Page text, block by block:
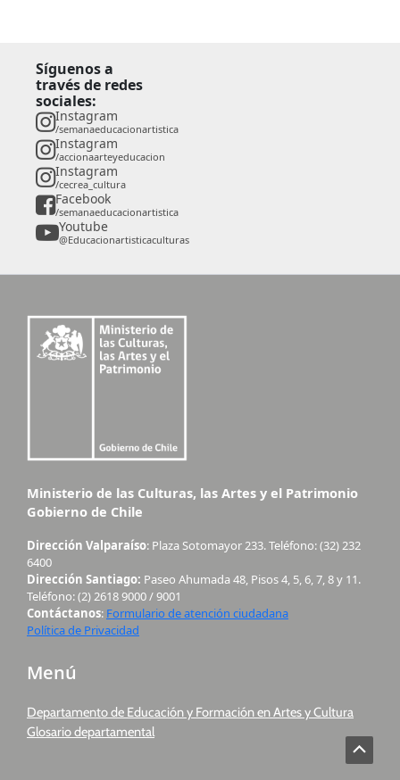
Síguenos a
través de redes
sociales:
Instagram
/semanaeducacionartistica
Instagram
/accionaarteyeducacion
Instagram
/cecrea_cultura
Facebook
/semanaeducacionartistica
Youtube
@Educacionartisticaculturas
Ministerio de las Culturas, las Artes y el Patrimonio
Gobierno de Chile
Dirección Valparaíso: Plaza Sotomayor 233. Teléfono: (32) 232
6400
Dirección Santiago: Paseo Ahumada 48, Pisos 4, 5, 6, 7, 8 y 11.
Teléfono: (2) 2618 9000 / 9001
Contáctanos: Formulario de atención ciudadana
Política de Privacidad
Menú
Departamento de Educación y Formación en Artes y Cultura
Glosario departamental
Scroll